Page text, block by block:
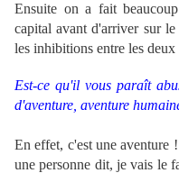
Ensuite on a fait
capital avant d'arriver sur
les inhibitions entre les
Est-ce qu'il vous paraît
d'aventure, aventure
En effet, c'est une aventure
une personne dit, je vais le